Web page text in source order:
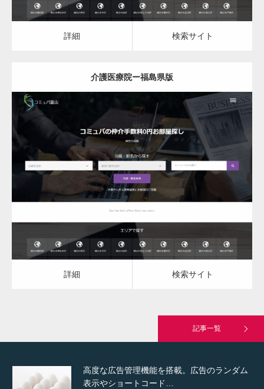
詳細 検索サイト
介護医療院ー福島県版
更新日： 2023.03.09
介護医療院
詳細 検索サイト
詳細 検索サイト
記事一覧
変幻自在、あらゆる業種に対応可能な新しい
カスタム投稿タイプ実…
一般社団法人高齢者支援協会がコミュパ.com
通常投稿
Hello world!
高度な広告管理機能を搭載。広告のランダム
表示やショートコード…